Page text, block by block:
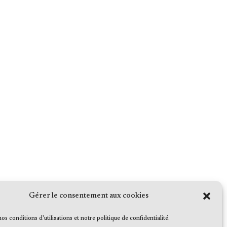
Gérer le consentement aux cookies
conditions d'utilisations et notre politique de confidentialité.